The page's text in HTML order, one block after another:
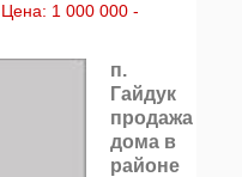
1 000 000 -
п.
Гайдук
продажа
дома в
районе